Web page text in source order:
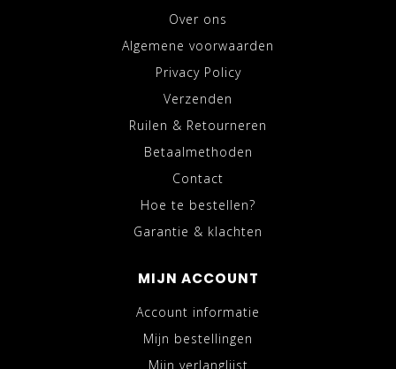
Over ons
Algemene voorwaarden
Privacy Policy
Verzenden
Ruilen & Retourneren
Betaalmethoden
Contact
Hoe te bestellen?
Garantie & klachten
MIJN ACCOUNT
Account informatie
Mijn bestellingen
Mijn verlanglijst